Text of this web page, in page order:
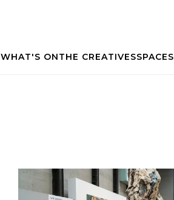
WHAT'S ONTHE CREATIVESSPACES